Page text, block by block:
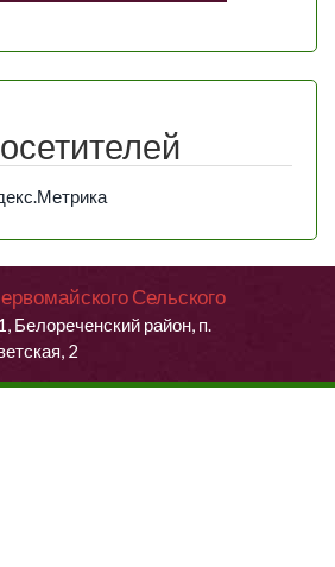
Сельского
Белореченский район, п.
2